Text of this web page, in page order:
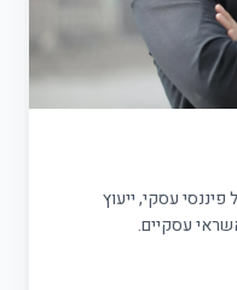
פיננסי עסקי, ייעוץ
עסקיים.